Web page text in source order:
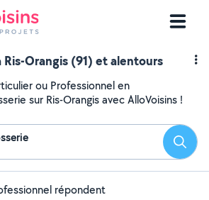
Ris-Orangis (91) et alentours
ou Professionnel en
sur Ris-Orangis avec AlloVoisins !
répondent